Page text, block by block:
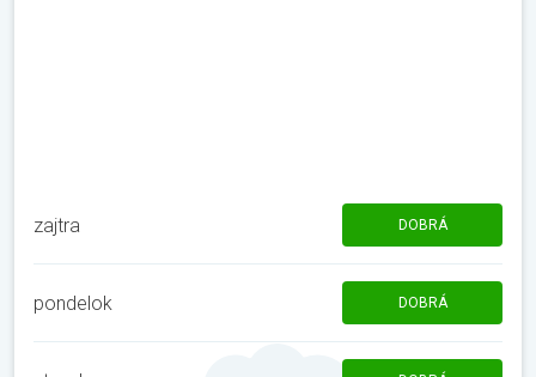
zajtra DOBRÁ
pondelok DOBRÁ